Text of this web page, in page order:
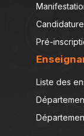
Pré-
Liste des